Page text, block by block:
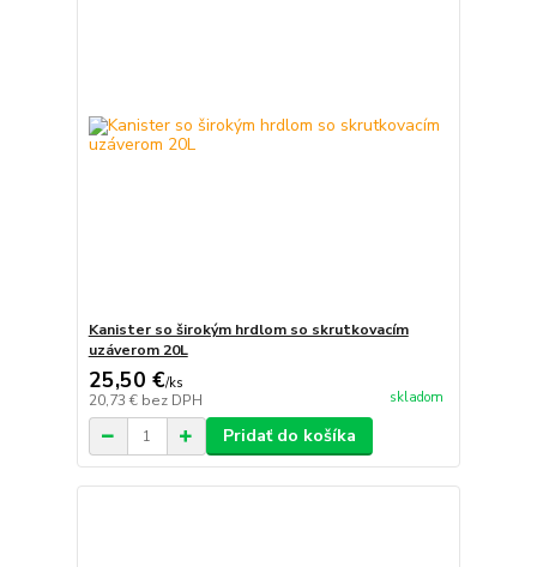
Kanister so širokým hrdlom so skrutkovacím
uzáverom 20L
25,50 €/ks
20,73 € bez DPH skladom
Pridať do košíka